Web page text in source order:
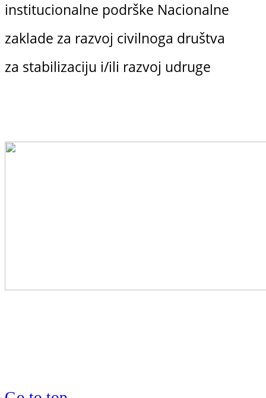
institucionalne podrške Nacionalne
zaklade za razvoj civilnoga društva
za stabilizaciju i/ili razvoj udruge